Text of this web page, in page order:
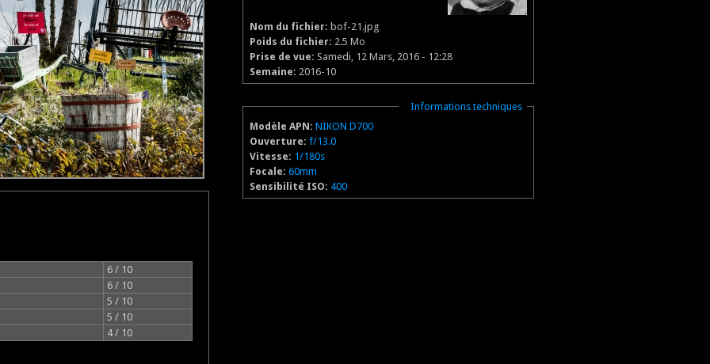
6 / 10
6 / 10
5 / 10
5 / 10
4 / 10
Nom du fichier: bof-21.jpg
Poids du fichier: 2.5 Mo
Prise de vue: Samedi, 12 Mars, 2016 - 12:28
Semaine: 2016-10
Masquer
Informations techniques
Modèle APN: NIKON D700
Ouverture: f/13.0
Vitesse: 1/180s
Focale: 60mm
Sensibilité ISO: 400